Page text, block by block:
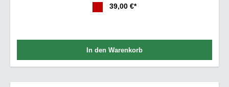
39,00 €*
In den Warenkorb